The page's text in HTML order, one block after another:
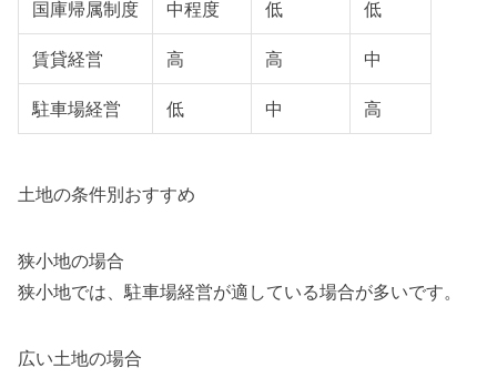
国庫帰属制度 中程度 低 低
賃貸経営 高 高 中
駐車場経営 低 中 高
土地の条件別おすすめ
狭小地の場合
狭小地では、駐車場経営が適している場合が多いです。
広い土地の場合